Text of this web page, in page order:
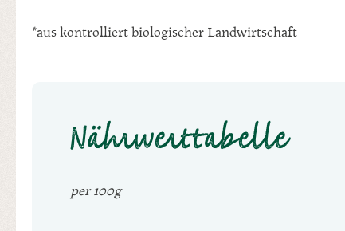
*aus kontrolliert biologischer Landwirtschaft
Nährwerttabelle
per 100g